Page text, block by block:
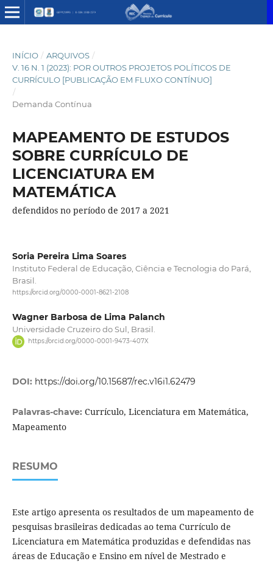
INÍCIO / ARQUIVOS /
V. 16 N. 1 (2023): POR OUTROS PROJETOS POLÍTICOS DE
CURRÍCULO [PUBLICAÇÃO EM FLUXO CONTÍNUO]
/
Demanda Contínua
MAPEAMENTO DE ESTUDOS
SOBRE CURRÍCULO DE
LICENCIATURA EM
MATEMÁTICA
defendidos no período de 2017 a 2021
Soria Pereira Lima Soares
Instituto Federal de Educação, Ciência e Tecnologia do Pará,
Brasil.
https://orcid.org/0000-0001-8621-2108
Wagner Barbosa de Lima Palanch
Universidade Cruzeiro do Sul, Brasil.
https://orcid.org/0000-0001-9473-407X
DOI: https://doi.org/10.15687/rec.v16i1.62479
Palavras-chave: Currículo, Licenciatura em Matemática,
Mapeamento
RESUMO
Este artigo apresenta os resultados de um mapeamento de
pesquisas brasileiras dedicadas ao tema Currículo de
Licenciatura em Matemática produzidas e defendidas nas
áreas de Educação e Ensino em nível de Mestrado e